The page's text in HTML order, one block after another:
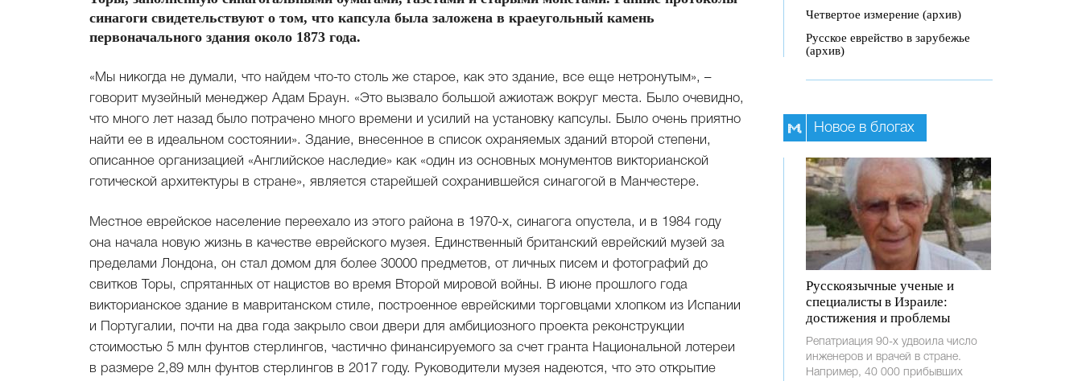
синагоги свидетельствуют о том, что капсула была заложена в краеугольный камень
первоначального здания около 1873 года.
«Мы никогда не думали, что найдем что-то столь же старое, как это здание, все еще нетронутым», –
говорит музейный менеджер Адам Браун. «Это вызвало большой ажиотаж вокруг места. Было очевидно,
что много лет назад было потрачено много времени и усилий на установку капсулы. Было очень приятно
найти ее в идеальном состоянии». Здание, внесенное в список охраняемых зданий второй степени,
описанное организацией «Английское наследие» как «один из основных монументов викторианской
готической архитектуры в стране», является старейшей сохранившейся синагогой в Манчестере.
Местное еврейское население переехало из этого района в 1970-х, синагога опустела, и в 1984 году
она начала новую жизнь в качестве еврейского музея. Единственный британский еврейский музей за
пределами Лондона, он стал домом для более 30000 предметов, от личных писем и фотографий до
свитков Торы, спрятанных от нацистов во время Второй мировой войны. В июне прошлого года
викторианское здание в мавританском стиле, построенное еврейскими торговцами хлопком из Испании
и Португалии, почти на два года закрыло свои двери для амбициозного проекта реконструкции
стоимостью 5 млн фунтов стерлингов, частично финансируемого за счет гранта Национальной лотереи
в размере 2,89 млн фунтов стерлингов в 2017 году. Руководители музея надеются, что это открытие
Четвертое измерение (архив)
Русское еврейство в зарубежье
(архив)
Новое в блогах
Русскоязычные ученые и
специалисты в Израиле:
достижения и проблемы
Репатриация 90-х удвоила число
инженеров и врачей в стране.
Например, 40 000 прибывших